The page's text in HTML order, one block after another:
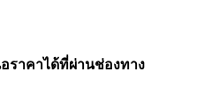
ราคาได้ที่ผ่านช่องทาง